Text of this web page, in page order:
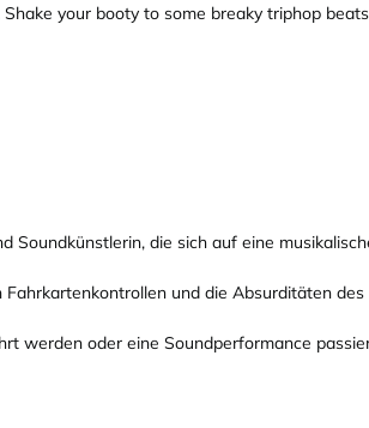
your booty to some breaky triphop
die sich auf eine
und die Absurditäten
werden oder eine Soundperformance